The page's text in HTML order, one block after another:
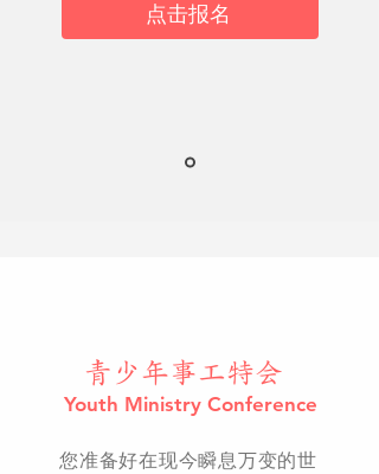
点击报名
青少年事工特会
Youth Ministry Conference
您准备好在现今瞬息万变的世